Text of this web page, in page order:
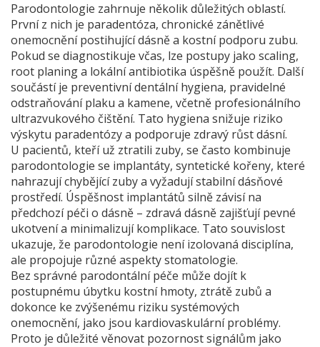
Parodontologie zahrnuje několik důležitých oblastí.
První z nich je paradentóza, chronické zánětlivé
onemocnění postihující dásně a kostní podporu zubu.
Pokud se diagnostikuje včas, lze postupy jako scaling,
root planing a lokální antibiotika úspěšně použít. Další
součástí je preventivnídentální hygiena, pravidelné
odstraňování plaku a kamene, včetně profesionálního
ultrazvukového čištění. Tato hygiena snižuje riziko
výskytu paradentózy a podporuje zdravý růst dásní.
U pacientů, kteří už ztratili zuby, se často kombinuje
parodontologie se implantáty, syntetické kořeny, které
nahrazují chybějící zuby a vyžadují stabilní dásňové
prostředí. Úspěšnost implantátů silně závisí na
předchozí péči o dásně – zdravá dásně zajišťují pevné
ukotvení a minimalizují komplikace. Tato souvislost
ukazuje, že parodontologie není izolovaná disciplína,
ale propojuje různé aspekty stomatologie.
Bez správné parodontální péče může dojít k
postupnému úbytku kostní hmoty, ztrátě zubů a
dokonce ke zvýšenému riziku systémových
onemocnění, jako jsou kardiovaskulární problémy.
Proto je důležité věnovat pozornost signálům jako